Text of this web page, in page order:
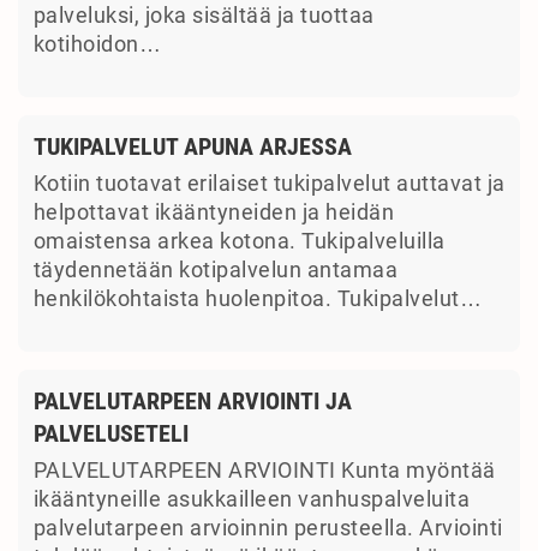
palveluksi, joka sisältää ja tuottaa
kotihoidon…
TUKIPALVELUT APUNA ARJESSA
Kotiin tuotavat erilaiset tukipalvelut auttavat ja
helpottavat ikääntyneiden ja heidän
omaistensa arkea kotona. Tukipalveluilla
täydennetään kotipalvelun antamaa
henkilökohtaista huolenpitoa. Tukipalvelut…
PALVELUTARPEEN ARVIOINTI JA
PALVELUSETELI
PALVELUTARPEEN ARVIOINTI Kunta myöntää
ikääntyneille asukkailleen vanhuspalveluita
palvelutarpeen arvioinnin perusteella. Arviointi